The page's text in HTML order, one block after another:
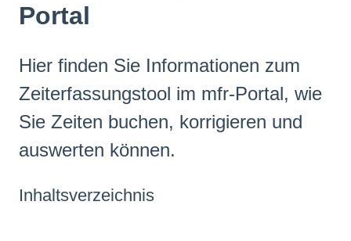
Portal
Hier finden Sie Informationen zum
Zeiterfassungstool im mfr-Portal, wie
Sie Zeiten buchen, korrigieren und
auswerten können.
Inhaltsverzeichnis